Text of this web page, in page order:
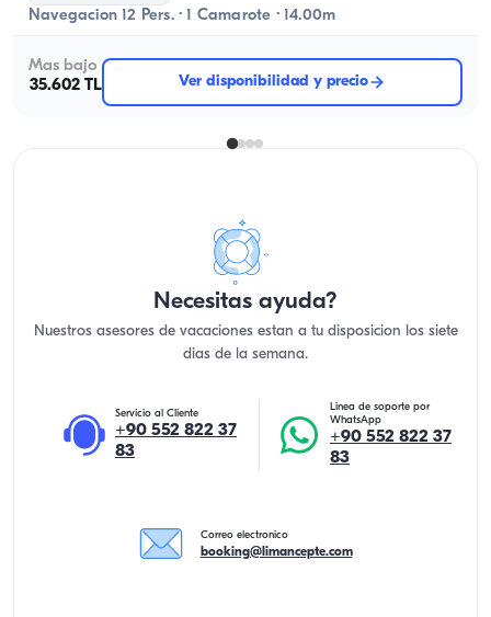
Navegacion 12 Pers. · 1 Camarote · 14.00m
Mas bajo
35.602 TL
Ver disponibilidad y precio
Necesitas ayuda?
Nuestros asesores de vacaciones estan a tu disposicion los siete
dias de la semana.
Servicio al Cliente
+90 552 822 37
83
Linea de soporte por
WhatsApp
+90 552 822 37
83
Correo electronico
booking@limancepte.com